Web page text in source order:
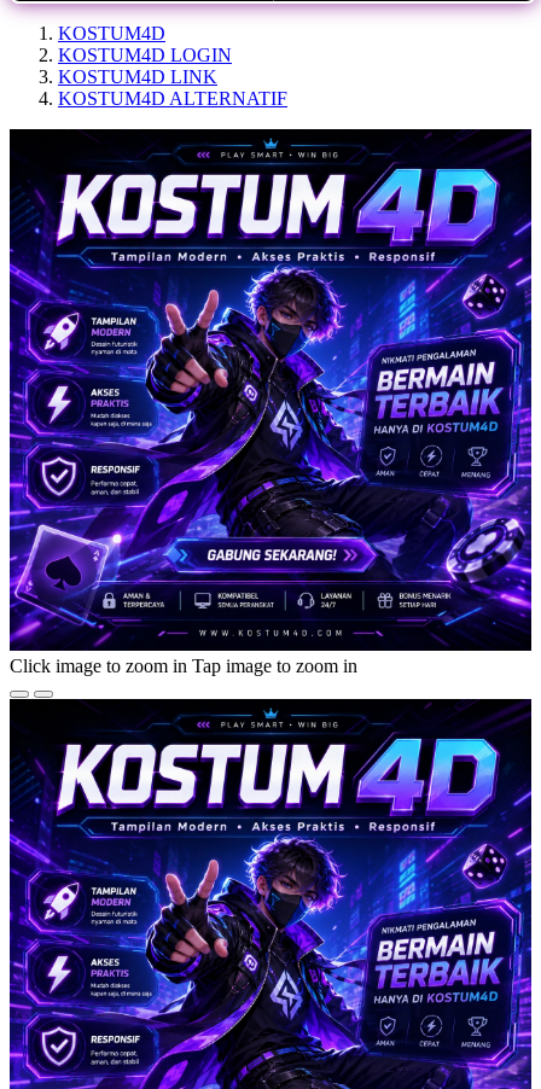
KOSTUM4D
KOSTUM4D LOGIN
KOSTUM4D LINK
KOSTUM4D ALTERNATIF
Click image to zoom in Tap image to zoom in